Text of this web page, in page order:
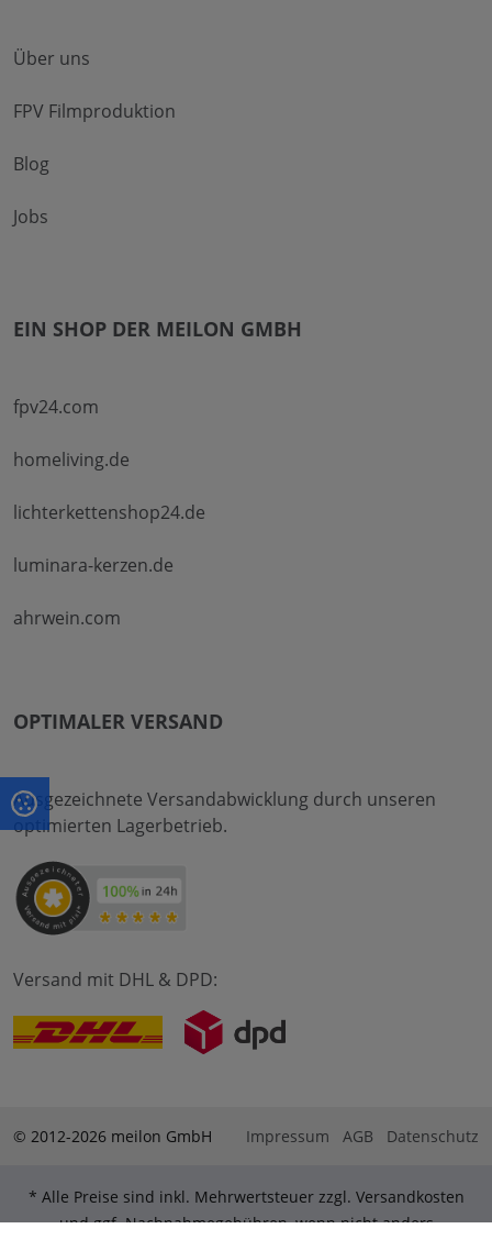
Über uns
FPV Filmproduktion
Blog
Jobs
EIN SHOP DER MEILON GMBH
fpv24.com
homeliving.de
lichterkettenshop24.de
luminara-kerzen.de
ahrwein.com
OPTIMALER VERSAND
Ausgezeichnete Versandabwicklung durch unseren
optimierten Lagerbetrieb.
Versand mit DHL & DPD:
© 2012-2026 meilon GmbH Impressum AGB Datenschutz
* Alle Preise sind inkl. Mehrwertsteuer zzgl. Versandkosten
und ggf. Nachnahmegebühren, wenn nicht anders